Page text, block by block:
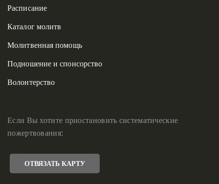
Расписание
Каталог молитв
Молитвенная помощь
Подношение и спонсорство
Волонтерство
Если Вы хотите приостановить систематические
пожертвования:
ОТВЯЗАТЬ КАРТУ